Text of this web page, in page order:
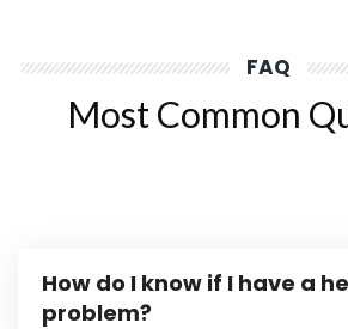
FAQ
Most Common
How do I know if I have a
problem?